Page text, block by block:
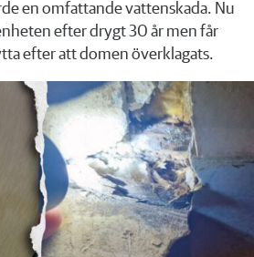
en omfattande vattenskada. Nu
efter drygt 30 år men får
efter att domen överklagats.